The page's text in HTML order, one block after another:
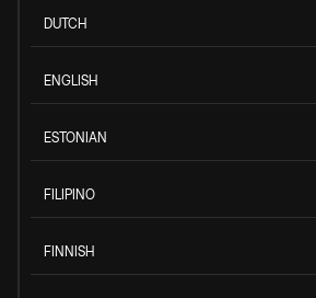
DUTCH
ENGLISH
ESTONIAN
FILIPINO
FINNISH